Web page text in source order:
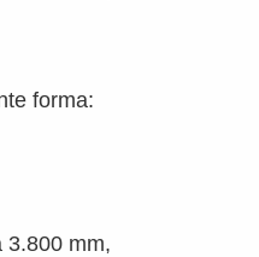
forma:
3.800 mm,